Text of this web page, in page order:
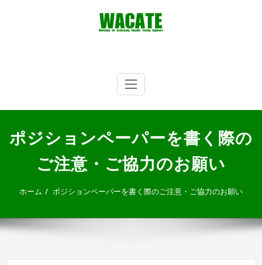
ポジションペーパーを書く際の
ご注意・ご協力のお願い
ホーム ポジションペーパーを書く際のご注意・ご協力のお願い